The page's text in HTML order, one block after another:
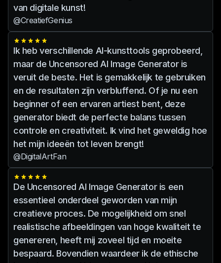
van digitale kunst!
@CreatiefGenius
Ik heb verschillende AI-kunsttools geprobeerd,
maar de Uncensored AI Image Generator is
veruit de beste. Het is gemakkelijk te gebruiken
en de resultaten zijn verbluffend. Of je nu een
beginner of een ervaren artiest bent, deze
generator biedt de perfecte balans tussen
controle en creativiteit. Ik vind het geweldig hoe
het mijn ideeën tot leven brengt!
@DigitalArtFan
De Uncensored AI Image Generator is een
essentieel onderdeel geworden van mijn
creatieve proces. De mogelijkheid om snel
realistische afbeeldingen van hoge kwaliteit te
genereren, heeft mij zoveel tijd en moeite
bespaard. Bovendien waardeer ik de ethische